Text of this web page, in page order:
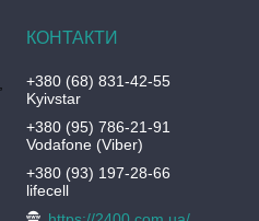
+380 (68) 831-42-55
Kyivstar
+380 (95) 786-21-91
Vodafone (Viber)
+380 (93) 197-28-66
lifecell